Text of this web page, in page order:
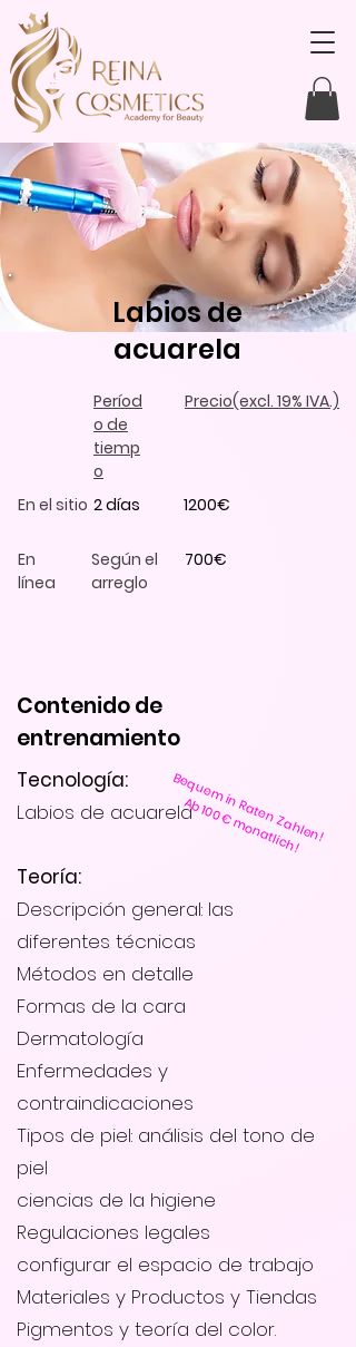
Labios de
acuarela
Períod
o de
tiemp
o
En el sitio 2 días
Precio(excl. 19% IVA.)
1200€
En
línea
Según el
arreglo
700€
Contenido de
entrenamiento
Tecnología:
Labios de acuarela
Teoría:
Descripción general: las
diferentes técnicas
Métodos en detalle
Formas de la cara
Dermatología
Enfermedades y
contraindicaciones
Tipos de piel: análisis del tono de
piel
ciencias de la higiene
Regulaciones legales
configurar el espacio de trabajo
Materiales y Productos y Tiendas
Pigmentos y teoría del color.
Bequem in Raten Zahlen!
Ab 100€ monatlich!